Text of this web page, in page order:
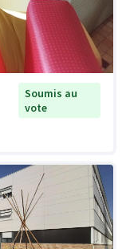
Soumis au
vote